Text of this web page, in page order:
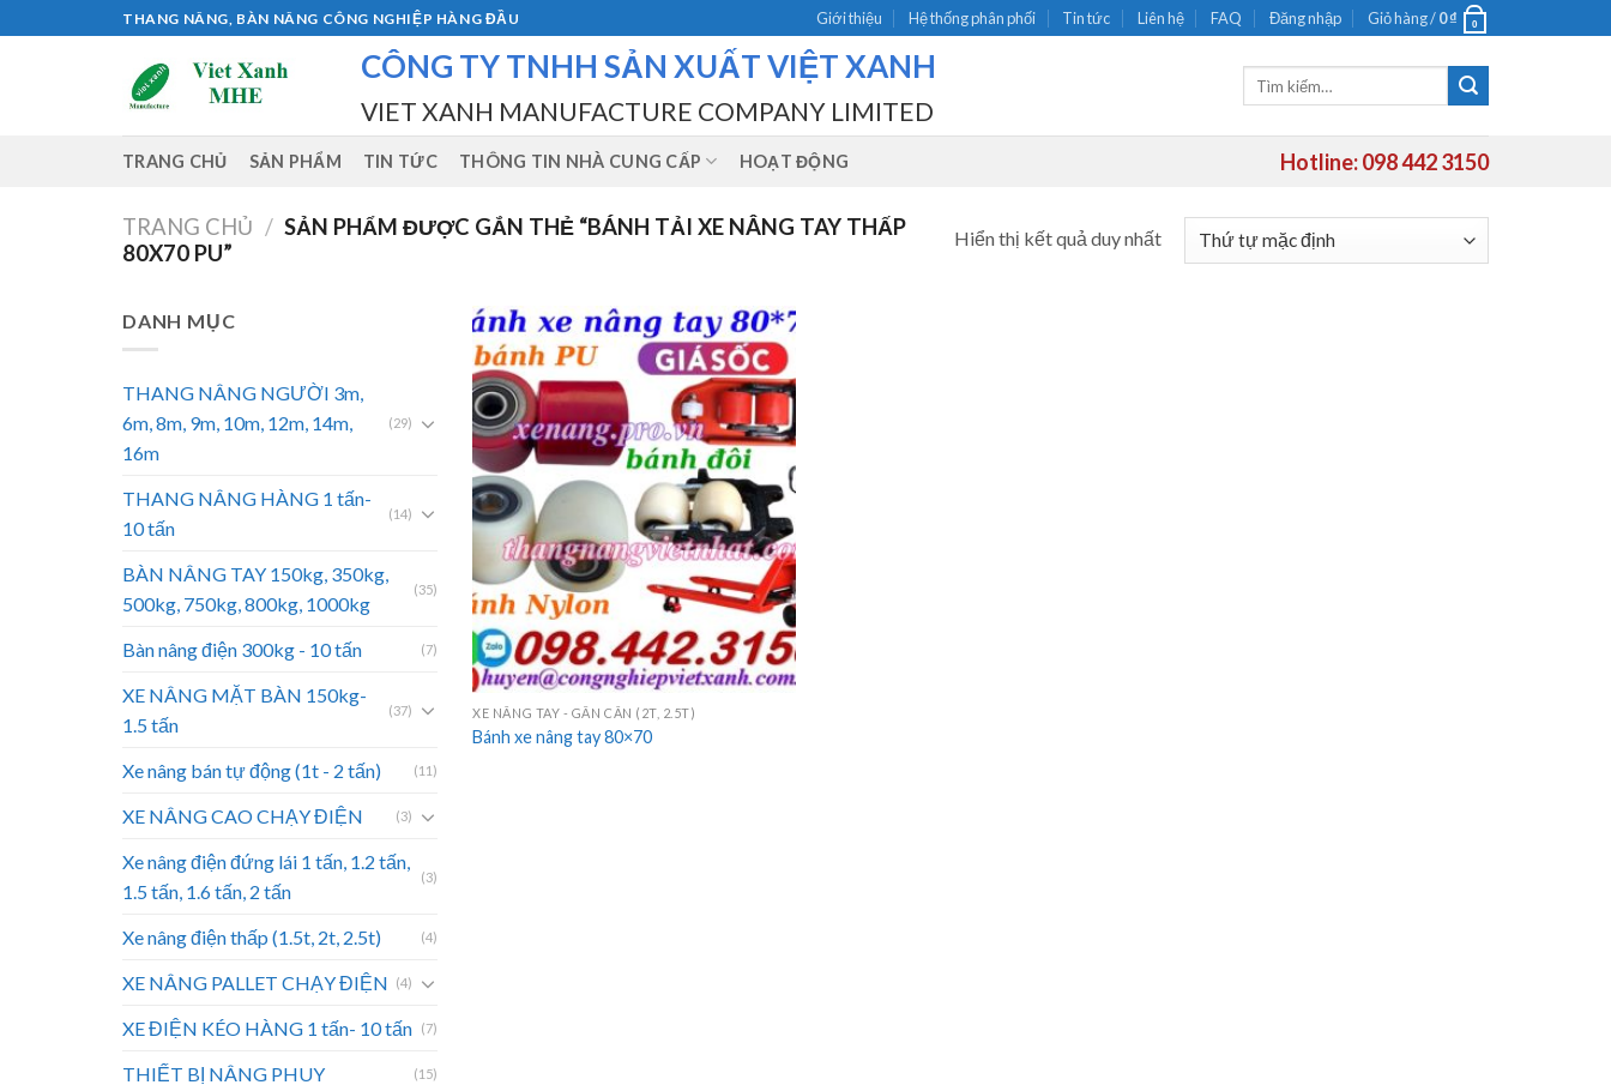
to
THANG NÂNG, BÀN NÂNG CÔNG NGHIỆP HÀNG ĐẦU Giới thiệu Hệ thống phân phối Tin tức Liên hệ FAQ Đăng nhập Giỏ hàng /0₫ 0
CÔNG TY TNHH SẢN XUẤT VIỆT XANH
VIET XANH MANUFACTURE COMPANY LIMITED
TRANG CHỦ SẢN PHẨM TIN TỨC THÔNG TIN NHÀ CUNG CẤP HOẠT ĐỘNG Hotline: 098 442 3150
TRANG CHỦ / SẢN PHẨM ĐƯỢC GẮN THẺ “BÁNH TẢI XE NÂNG TAY THẤP
80X70 PU”
Hiển thị kết quả duy nhất
DANH MỤC
THANG NÂNG NGƯỜI 3m,
6m, 8m, 9m, 10m, 12m, 14m,
16m
(29)
THANG NÂNG HÀNG 1 tấn-
10 tấn
(14)
BÀN NÂNG TAY 150kg, 350kg,
500kg, 750kg, 800kg, 1000kg
(35)
Bàn nâng điện 300kg - 10 tấn (7)
XE NÂNG MẶT BÀN 150kg-
1.5 tấn
(37)
Xe nâng bán tự động (1t - 2 tấn) (11)
XE NÂNG CAO CHẠY ĐIỆN (3)
Xe nâng điện đứng lái 1 tấn, 1.2 tấn,
1.5 tấn, 1.6 tấn, 2 tấn
(3)
Xe nâng điện thấp (1.5t, 2t, 2.5t) (4)
XE NÂNG PALLET CHẠY ĐIỆN (4)
XE ĐIỆN KÉO HÀNG 1 tấn- 10 tấn (7)
THIẾT BỊ NÂNG PHUY (15)
XE NÂNG TAY - GẮN CÂN (2T, 2.5T)
Bánh xe nâng tay 80×70